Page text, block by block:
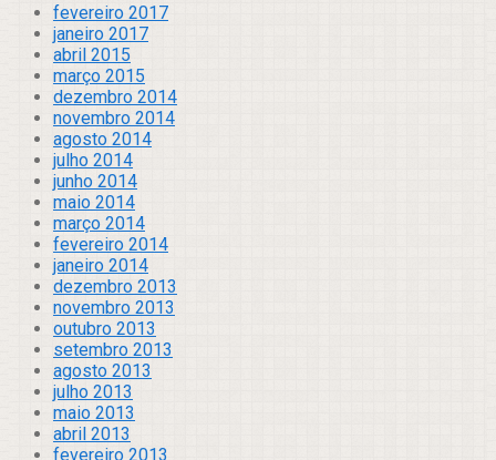
fevereiro 2017
janeiro 2017
abril 2015
março 2015
dezembro 2014
novembro 2014
agosto 2014
julho 2014
junho 2014
maio 2014
março 2014
fevereiro 2014
janeiro 2014
dezembro 2013
novembro 2013
outubro 2013
setembro 2013
agosto 2013
julho 2013
maio 2013
abril 2013
fevereiro 2013